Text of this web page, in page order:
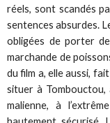
réels, sont scandés
sentences absurdes.
obligées de porter
marchande de
du film a, elle aussi,
situer à
malienne, à